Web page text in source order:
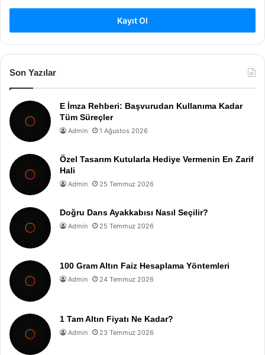
Kayıt Ol
Son Yazılar
E İmza Rehberi: Başvurudan Kullanıma Kadar
Tüm Süreçler
Admin 1 Ağustos 2026
Özel Tasarım Kutularla Hediye Vermenin En Zarif
Hali
Admin 25 Temmuz 2026
Doğru Dans Ayakkabısı Nasıl Seçilir?
Admin 25 Temmuz 2026
100 Gram Altın Faiz Hesaplama Yöntemleri
Admin 24 Temmuz 2026
1 Tam Altın Fiyatı Ne Kadar?
Admin 23 Temmuz 2026